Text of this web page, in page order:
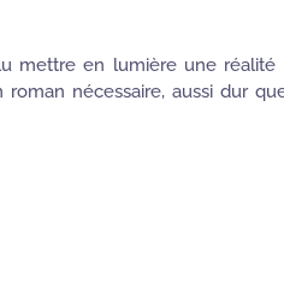
mettre en lumière une réalité
nécessaire, aussi dur